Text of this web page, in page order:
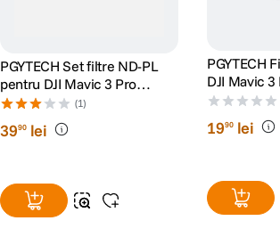
PGYTECH Set filtre ND-PL
pentru DJI Mavic 3 Pro
(NDPL 8 16 32 64)
(1)
3990 lei
PGYTECH
DJI Mavic 3
1990 lei